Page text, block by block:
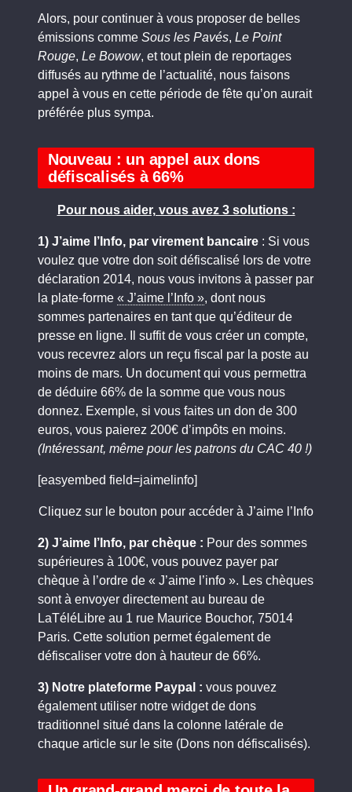
Alors, pour continuer à vous proposer de belles
émissions comme Sous les Pavés, Le Point
Rouge, Le Bowow, et tout plein de reportages
diffusés au rythme de l’actualité, nous faisons
appel à vous en cette période de fête qu’on aurait
préférée plus sympa.
Nouveau : un appel aux dons
défiscalisés à 66%
Pour nous aider, vous avez 3 solutions :
1) J’aime l’Info, par virement bancaire : Si vous
voulez que votre don soit défiscalisé lors de votre
déclaration 2014, nous vous invitons à passer par
la plate-forme « J’aime l’Info », dont nous
sommes partenaires en tant que qu’éditeur de
presse en ligne. Il suffit de vous créer un compte,
vous recevrez alors un reçu fiscal par la poste au
moins de mars. Un document qui vous permettra
de déduire 66% de la somme que vous nous
donnez. Exemple, si vous faites un don de 300
euros, vous paierez 200€ d’impôts en moins.
(Intéressant, même pour les patrons du CAC 40 !)
[easyembed field=jaimelinfo]
Cliquez sur le bouton pour accéder à J’aime l’Info
2) J’aime l’Info, par chèque : Pour des sommes
supérieures à 100€, vous pouvez payer par
chèque à l’ordre de « J’aime l’info ». Les chèques
sont à envoyer directement au bureau de
LaTéléLibre au 1 rue Maurice Bouchor, 75014
Paris. Cette solution permet également de
défiscaliser votre don à hauteur de 66%.
3) Notre plateforme Paypal : vous pouvez
également utiliser notre widget de dons
traditionnel situé dans la colonne latérale de
chaque article sur le site (Dons non défiscalisés).